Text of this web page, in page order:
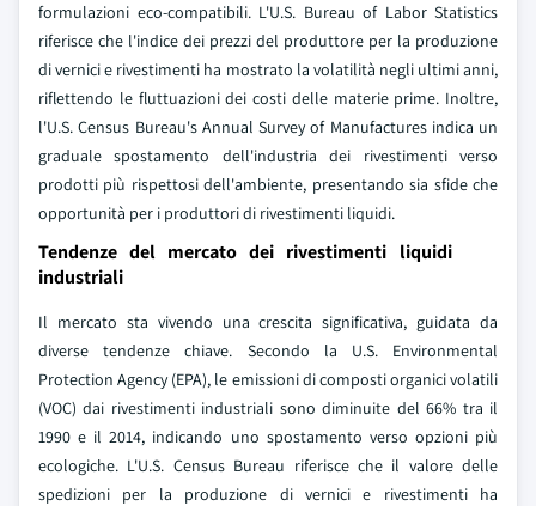
formulazioni eco-compatibili. L'U.S. Bureau of Labor Statistics
riferisce che l'indice dei prezzi del produttore per la produzione
di vernici e rivestimenti ha mostrato la volatilità negli ultimi anni,
riflettendo le fluttuazioni dei costi delle materie prime. Inoltre,
l'U.S. Census Bureau's Annual Survey of Manufactures indica un
graduale spostamento dell'industria dei rivestimenti verso
prodotti più rispettosi dell'ambiente, presentando sia sfide che
opportunità per i produttori di rivestimenti liquidi.
Tendenze del mercato dei rivestimenti liquidi
industriali
Il mercato sta vivendo una crescita significativa, guidata da
diverse tendenze chiave. Secondo la U.S. Environmental
Protection Agency (EPA), le emissioni di composti organici volatili
(VOC) dai rivestimenti industriali sono diminuite del 66% tra il
1990 e il 2014, indicando uno spostamento verso opzioni più
ecologiche. L'U.S. Census Bureau riferisce che il valore delle
spedizioni per la produzione di vernici e rivestimenti ha